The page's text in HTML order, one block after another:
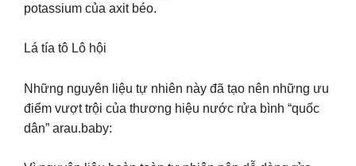
potassium của axit béo.
Lá tía tô Lô hội
Những nguyên liệu tự nhiên này đã tạo nên những ưu
điểm vượt trội của thương hiệu nước rửa bình “quốc
dân” arau.baby: